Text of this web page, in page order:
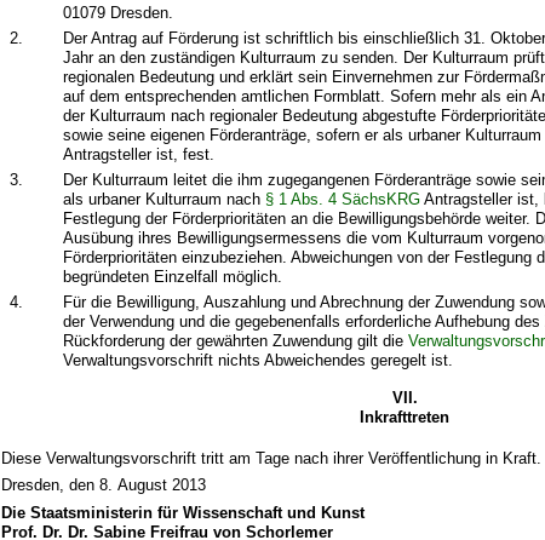
01079 Dresden.
2.
Der Antrag auf Förderung ist schriftlich bis einschließlich 31.
Jahr an den zuständigen Kulturraum zu senden. Der Kulturraum
regionalen Bedeutung und erklärt sein Einvernehmen zur
auf dem entsprechenden amtlichen Formblatt. Sofern mehr als ein
der Kulturraum nach regionaler Bedeutung abgestufte
sowie seine eigenen Förderanträge, sofern er als urbaner
Antragsteller ist, fest.
3.
Der Kulturraum leitet die ihm zugegangenen Förderanträge sowie
als urbaner Kulturraum nach § 1 Abs. 4 SächsKRG Antragsteller ist,
Festlegung der Förderprioritäten an die Bewilligungsbehörde weiter.
Ausübung ihres Bewilligungsermessens die vom Kulturraum
Förderprioritäten einzubeziehen. Abweichungen von der Festlegung
begründeten Einzelfall möglich.
4.
Für die Bewilligung, Auszahlung und Abrechnung der Zuwendung
der Verwendung und die gegebenenfalls erforderliche Aufhebung
Rückforderung der gewährten Zuwendung gilt die
Verwaltungsvorschrift nichts Abweichendes geregelt ist.
VII.
Inkrafttreten
Diese Verwaltungsvorschrift tritt am Tage nach ihrer Veröffentlichung in Kraft.
Dresden, den 8. August 2013
Die Staatsministerin für Wissenschaft und Kunst
Prof. Dr. Dr. Sabine Freifrau von Schorlemer